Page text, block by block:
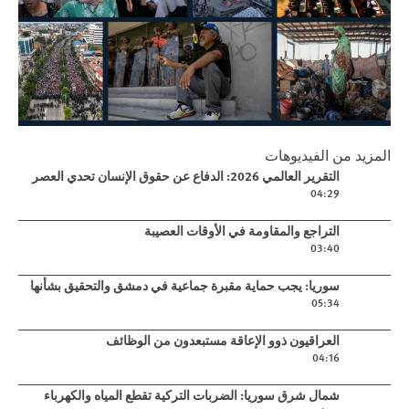
Play
الإنسان تحدي العصر
المزيد من الفيديوهات
Play videoالتقرير العالمي 2026: الدفاع عن حقوق الإنسان تحدي العصر
04:29
Play videoالتراجع والمقاومة في الأوقات العصيبة
03:40
Play videoسوريا: يجب حماية مقبرة جماعية في دمشق والتحقيق بشأنها
05:34
Play videoالعراقيون ذوو الإعاقة مستبعدون من الوظائف
04:16
Play videoشمال شرق سوريا: الضربات التركية تقطع المياه والكهرباء